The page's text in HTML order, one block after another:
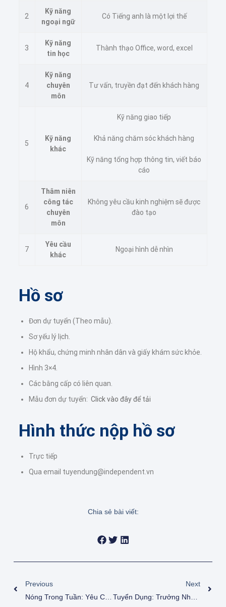
2
Kỹ năng
ngoại ngữ
Có Tiếng anh là một lợi thế
3
Kỹ năng
tin học
Thành thạo Office, word, excel
4
Kỹ năng
chuyên
môn
Tư vấn, truyền đạt đến khách hàng
5
Kỹ năng
khác
Kỹ năng giao tiếp
Khả năng chăm sóc khách hàng
Kỹ năng tổng hợp thông tin, viết báo
cáo
6
Thâm niên
công tác
chuyên
môn
Không yêu cầu kinh nghiệm sẽ được
đào tạo
7
Yêu cầu
khác
Ngoại hình dễ nhìn
Hồ sơ
Đơn dự tuyển (Theo mẫu).
Sơ yếu lý lịch.
Hộ khẩu, chứng minh nhân dân và giấy khám sức khỏe.
Hình 3×4.
Các bằng cấp có liên quan.
Mẫu đơn dự tuyển: Click vào đây để tải
Hình thức nộp hồ sơ
Trực tiếp
Qua email tuyendung@independent.vn
Chia sẻ bài viết:
Previous
Nóng Trong Tuần: Yêu Cầu Tiếp Tục Giảm Lãi Suất Cho Vay
Next